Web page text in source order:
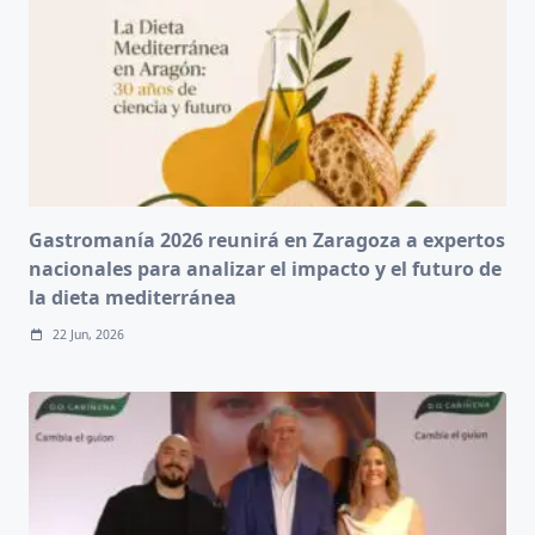
Gastromanía 2026 reunirá en Zaragoza a expertos
nacionales para analizar el impacto y el futuro de
la dieta mediterránea
22 Jun, 2026